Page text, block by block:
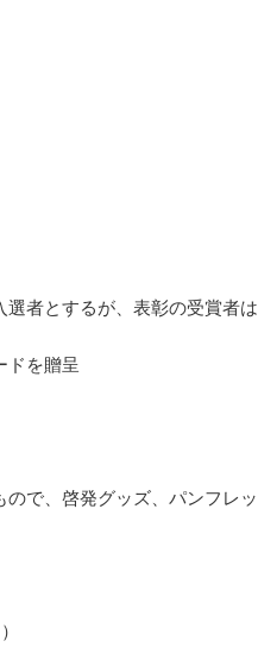
者とするが、表彰の受賞者は
ドを贈呈
で、啓発グッズ、パンフレッ